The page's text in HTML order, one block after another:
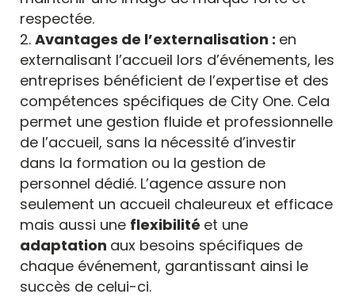
respectée.
Avantages de l’externalisation : en
externalisant l’accueil lors d’événements, les
entreprises bénéficient de l’expertise et des
compétences spécifiques de City One. Cela
permet une gestion fluide et professionnelle
de l’accueil, sans la nécessité d’investir
dans la formation ou la gestion de
personnel dédié. L’agence assure non
seulement un accueil chaleureux et efficace
mais aussi une flexibilité et une
adaptation aux besoins spécifiques de
chaque événement, garantissant ainsi le
succès de celui-ci.